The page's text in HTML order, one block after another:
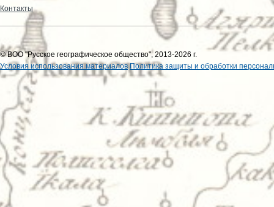
Контакты
© ВОО "Русское географическое общество", 2013-2026 г.
Условия использования материалов Политика защиты и обработки